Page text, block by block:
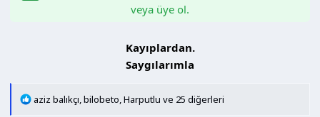
veya üye ol.
Kayıplardan.
Saygılarımla​
T
aziz balıkçı,bilobeto,Harputlu ve 25 diğerleri